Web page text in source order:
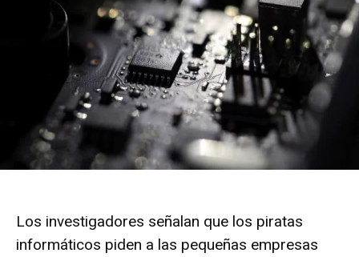
Los investigadores señalan que los piratas
informáticos piden a las pequeñas empresas